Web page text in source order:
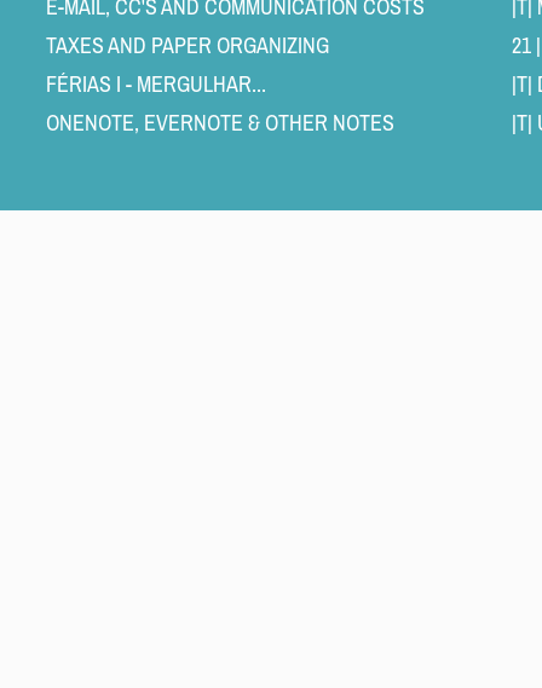
E-MAIL, CC'S AND COMMUNICATION COSTS
TAXES AND PAPER ORGANIZING
FÉRIAS I - MERGULHAR...
ONENOTE, EVERNOTE & OTHER NOTES
21
|T|
|T|